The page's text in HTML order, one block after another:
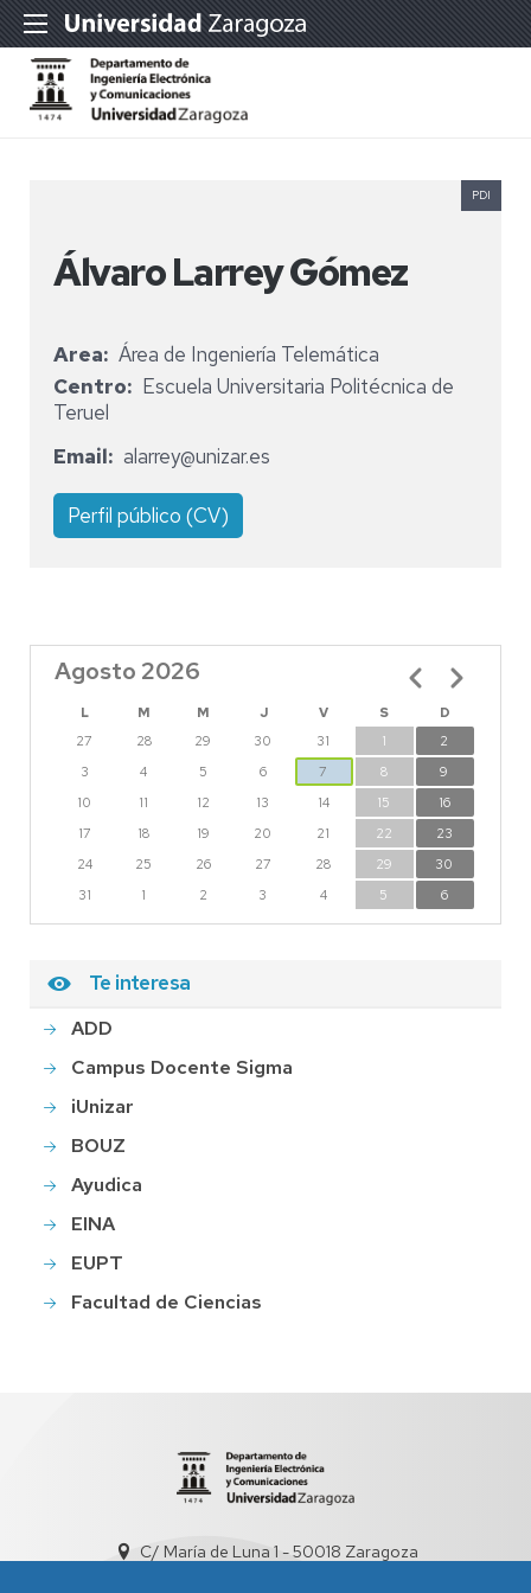
Álvaro Larrey Gómez
PDI
Area
Área de Ingeniería Telemática
Centro
Escuela Universitaria Politécnica de
Teruel
Email
alarrey@unizar.es
Perfil público (CV)
Agosto 2026
L M M J V S
D
27
28 29 30 31 1
2
3
4 5 6 7 8
9
10
11 12 13 14 15
16
17
18 19 20 21 22
23
24
25 26 27 28 29
30
31
1 2 3 4 5 6
Paginación
Te interesa
ADD
Campus Docente Sigma
iUnizar
BOUZ
Ayudica
EINA
EUPT
Facultad de Ciencias
C/ María de Luna 1 - 50018 Zaragoza